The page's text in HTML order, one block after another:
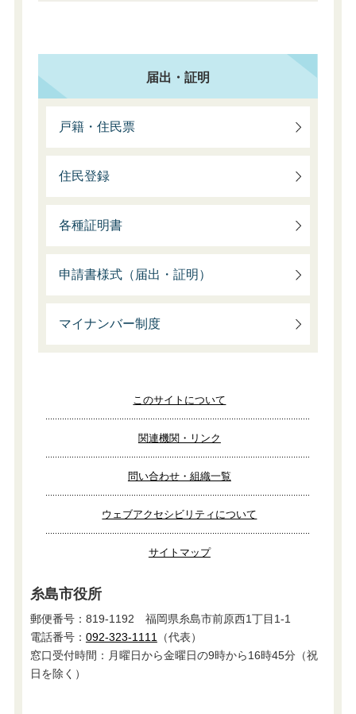
届出・証明
戸籍・住民票
住民登録
各種証明書
申請書様式（届出・証明）
マイナンバー制度
このサイトについて
関連機関・リンク
問い合わせ・組織一覧
ウェブアクセシビリティについて
サイトマップ
糸島市役所
郵便番号：819-1192 福岡県糸島市前原西1丁目1-1
電話番号： 092-323-1111
（代表）
窓口受付時間：月曜日から金曜日の9時から16時45分（祝
日を除く）